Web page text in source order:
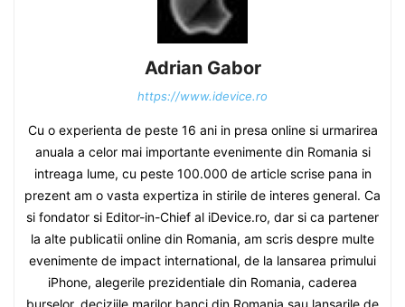
Adrian Gabor
https://www.idevice.ro
Cu o experienta de peste 16 ani in presa online si urmarirea
anuala a celor mai importante evenimente din Romania si
intreaga lume, cu peste 100.000 de article scrise pana in
prezent am o vasta expertiza in stirile de interes general. Ca
si fondator si Editor-in-Chief al iDevice.ro, dar si ca partener
la alte publicatii online din Romania, am scris despre multe
evenimente de impact international, de la lansarea primului
iPhone, alegerile prezidentiale din Romania, caderea